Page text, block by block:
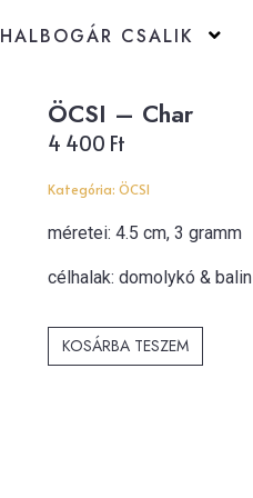
HALBOGÁR CSALIK
ÖCSI – Char
4 400 Ft
Kategória: ÖCSI
méretei: 4.5 cm, 3 gramm
célhalak: domolykó & balin
KOSÁRBA TESZEM